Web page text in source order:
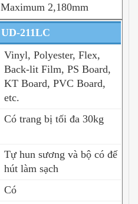
Maximum 2,180mm
UD-211LC
Vinyl, Polyester, Flex,
Back-lit Film, PS Board,
KT Board, PVC Board,
etc.
Có trang bị tối đa 30kg
Tự hun sương và bộ có đế
hút làm sạch
Có